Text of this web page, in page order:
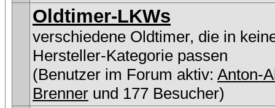
Oldtimer-LKWs
verschiedene Oldtimer, die in
Hersteller-Kategorie passen
(Benutzer im Forum aktiv: Anton-
Brenner und 177 Besucher)